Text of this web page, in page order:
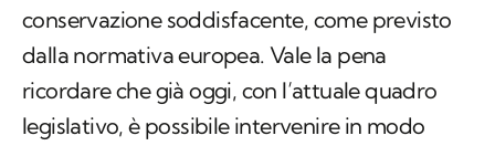
conservazione soddisfacente, come previsto
dalla normativa europea. Vale la pena
ricordare che già oggi, con l’attuale quadro
legislativo, è possibile intervenire in modo